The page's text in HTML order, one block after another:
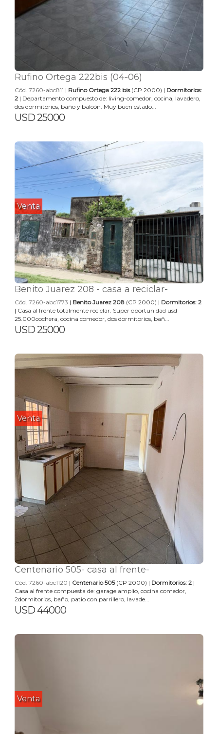
Rufino Ortega 222bis (04-06)
Cód. 7260-abc811 | Rufino Ortega 222 bis(CP 2000) | Dormitorios:
2 | Departamento compuesto de: living-comedor, cocina, lavadero,
dos dormitorios, baño y balcón. Muy buen estado...
USD 25000
Venta
Benito Juarez 208 - casa a reciclar-
Cód. 7260-abc1773 | Benito Juarez 208 (CP 2000) | Dormitorios: 2
| Casa al frente totalmente reciclar. Super oportunidad usd
25.000cochera, cocina comedor, dos dormitorios, bañ...
USD 25000
Venta
Centenario 505- casa al frente-
Cód. 7260-abc1120 | Centenario 505(CP 2000) | Dormitorios: 2 |
Casa al frente compuesta de: garage amplio, cocina comedor,
2dormitorios, baño, patio con parrillero, lavade...
USD 44000
Venta